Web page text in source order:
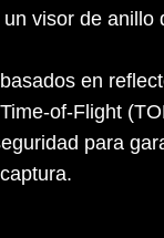
visor de
en
of-Flight
para